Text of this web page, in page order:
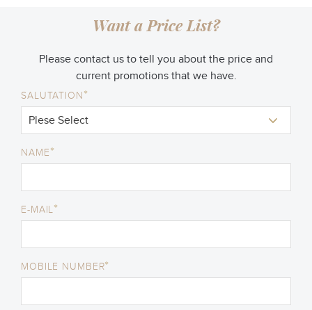
Want a Price List?
Please contact us to tell you about the price and
current promotions that we have.
SALUTATION*
NAME*
E-MAIL*
MOBILE NUMBER*